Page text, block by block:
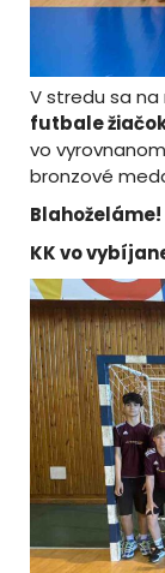
V stredu sa na
futbale
vo
bronzové
Blahoželáme!
KK vo